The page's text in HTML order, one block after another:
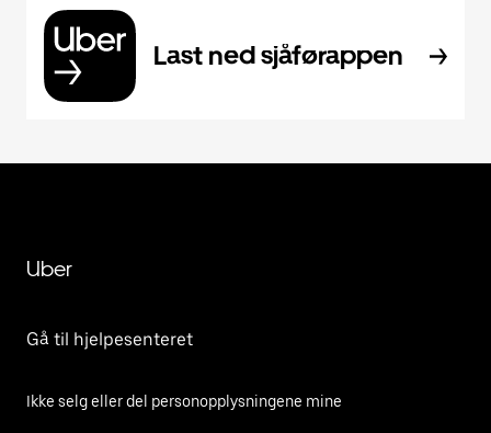
Last ned sjåførappen
Uber
Gå til hjelpesenteret
Ikke selg eller del personopplysningene mine